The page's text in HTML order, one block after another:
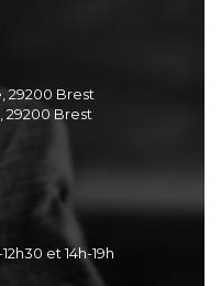
29200 Brest
29200 Brest
et 14h-19h